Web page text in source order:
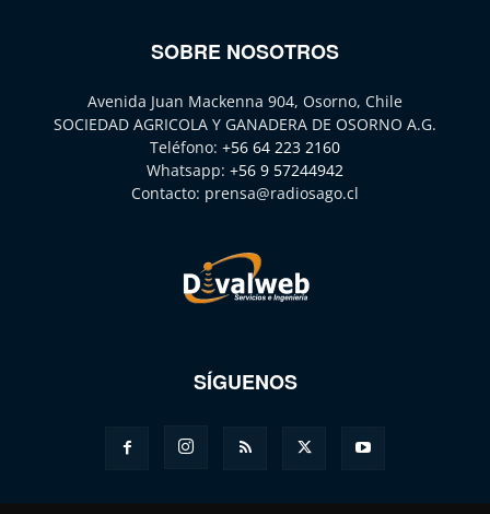
SOBRE NOSOTROS
Avenida Juan Mackenna 904, Osorno, Chile
SOCIEDAD AGRICOLA Y GANADERA DE OSORNO A.G.
Teléfono: +56 64 223 2160
Whatsapp: +56 9 57244942
Contacto: prensa@radiosago.cl
SÍGUENOS